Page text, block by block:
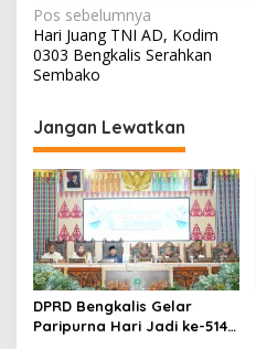
N
a
v
i
g
a
s
i
p
o
s
Pos sebelumnya
Hari Juang TNI AD, Kodim
0303 Bengkalis Serahkan
Sembako
Jangan Lewatkan
DPRD Bengkalis Gelar
Paripurna Hari Jadi ke-514